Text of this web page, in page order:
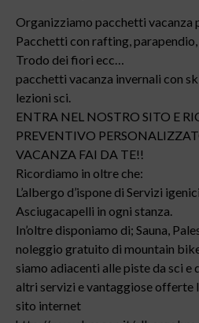
Organizziamo pacchetti vacanza
Pacchetti con rafting,
Trodo dei fiori ecc…
pacchetti vacanza invernali con
lezioni sci.
ENTRA NEL NOSTRO SITO E
PREVENTIVO
VACANZA FAI DA TE!!
Ricordiamo in oltre che:
L’albergo d’ispone di Servizi
Asciugacapelli in ogni stanza.
In’oltre disponiamo di; Sauna,
noleggio gratuito di mountain
siamo adiacenti alle piste da sci e
altri servizi e vantaggiose offerte
sito internet